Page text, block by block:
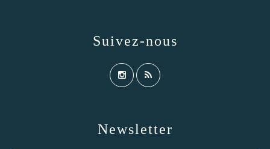
Newsletter
Suivez-nous